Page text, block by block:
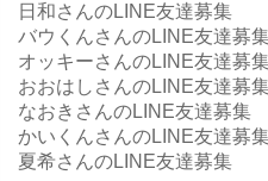
日和さんのLINE友達募集
バウくんさんのLINE友達募
オッキーさんのLINE友達募
おおはしさんのLINE友達募
なおきさんのLINE友達募集
かいくんさんのLINE友達募
夏希さんのLINE友達募集